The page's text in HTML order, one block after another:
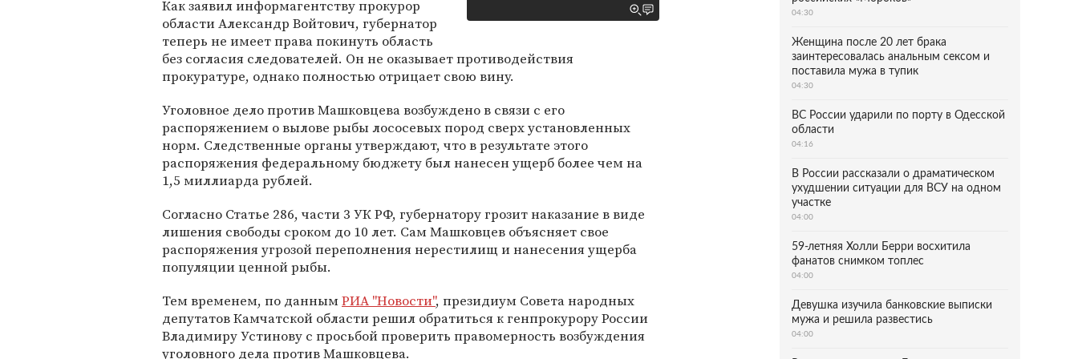
Как заявил информагентству прокурор
области Александр Войтович, губернатор
теперь не имеет права покинуть область
без согласия следователей. Он не оказывает противодействия
прокуратуре, однако полностью отрицает свою вину.
Уголовное дело против Машковцева возбуждено в связи с его
распоряжением о вылове рыбы лососевых пород сверх установленных
норм. Следственные органы утверждают, что в результате этого
распоряжения федеральному бюджету был нанесен ущерб более чем на
1,5 миллиарда рублей.
Согласно Статье 286, части 3 УК РФ, губернатору грозит наказание в виде
лишения свободы сроком до 10 лет. Сам Машковцев объясняет свое
распоряжения угрозой переполнения нерестилищ и нанесения ущерба
популяции ценной рыбы.
Тем временем, по даннымРИА "Новости", президиум Совета народных
депутатов Камчатской области решил обратиться к генпрокурору России
Владимиру Устинову с просьбой проверить правомерность возбуждения
уголовного дела против Машковцева.
04:30
Женщина после 20 лет брака
заинтересовалась анальным сексом и
поставила мужа в тупик
04:30
ВС России ударили по порту в Одесской
области
04:16
В России рассказали о драматическом
ухудшении ситуации для ВСУ на одном
участке
04:00
59-летняя Холли Берри восхитила
фанатов снимком топлес
04:00
Девушка изучила банковские выписки
мужа и решила развестись
04:00